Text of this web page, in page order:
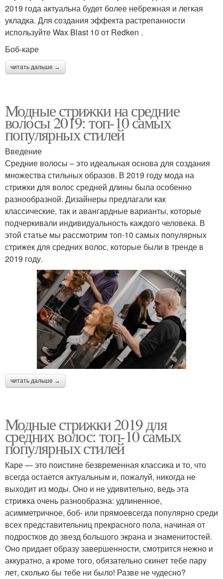
2019 года актуальна будет более небрежная и легкая
укладка. Для создания эффекта растрепанности
используйте Wax Blast 10 от Redken .
Боб-каре
читать дальше →
Модные стрижки на средние
волосы 2019: топ-10 самых
популярных стилей
Введение
Средние волосы – это идеальная основа для создания
множества стильных образов. В 2019 году мода на
стрижки для волос средней длины была особенно
разнообразной. Дизайнеры предлагали как
классические, так и авангардные варианты, которые
подчеркивали индивидуальность каждого человека. В
этой статье мы рассмотрим топ-10 самых популярных
стрижек для средних волос, которые были в тренде в
2019 году.
читать дальше →
Модные стрижки 2019 для
средних волос: топ-10 самых
популярных стилей
Каре — это поистине безвременная классика и то, что
всегда остается актуальным и, пожалуй, никогда не
выходит из моды. Оно и не удивительно, ведь эта
стрижка очень разнообразна: удлиненное,
асимметричное, боб- или прямоевсегда популярно среди
всех представительниц прекрасного пола, начиная от
подростков до звезд большого экрана и знаменитостей.
Оно придает образу завершенности, смотрится нежно и
аккуратно, а кроме того, обязательно скинет тебе пару
лет, сколько бы тебе ни было! Разве не чудесно?